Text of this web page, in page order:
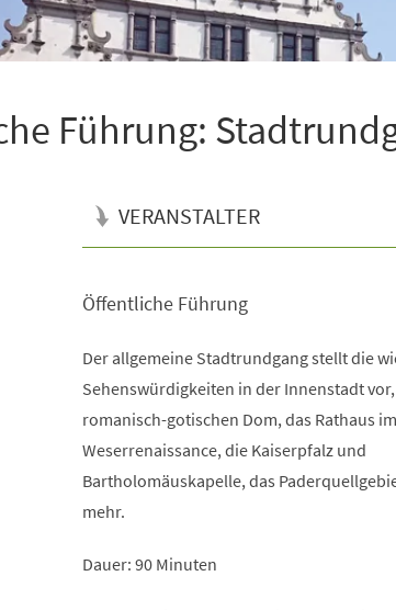
Führung:
VERANSTALTER
Öffentliche Führung
Der allgemeine Stadtrundgang stellt die
Sehenswürdigkeiten in der Innenstadt
romanisch-gotischen Dom, das Rathaus
Weserrenaissance, die Kaiserpfalz und
Bartholomäuskapelle, das
mehr.
Dauer: 90 Minuten